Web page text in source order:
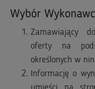
Wybór
Zamawiający
oferty na
określonych w
Informację o